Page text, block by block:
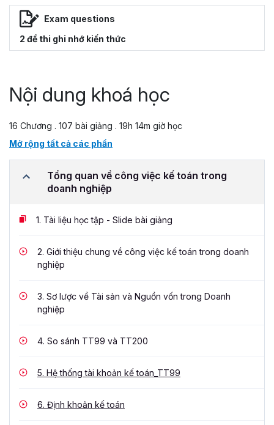
Exam questions
2 đề thi ghi nhớ kiến thức
Nội dung khoá học
16 Chương . 107 bài giảng . 19h 14m giờ học
Mở rộng tất cả các phần
Tổng quan về công việc kế toán trong
doanh nghiệp
1. Tài liệu học tập - Slide bài giảng
2. Giới thiệu chung về công việc kế toán trong doanh
nghiệp
3. Sơ lược về Tài sản và Nguồn vốn trong Doanh
nghiệp
4. So sánh TT99 và TT200
5. Hệ thống tài khoản kế toán_TT99
6. Định khoản kế toán